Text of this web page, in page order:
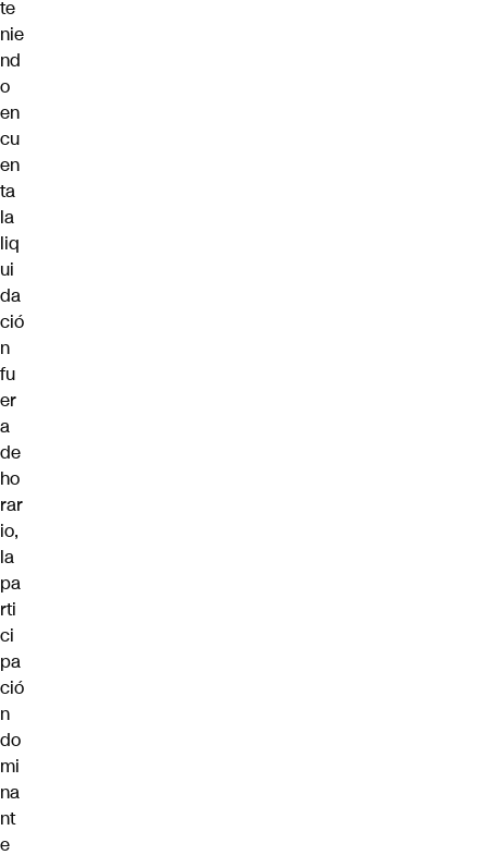
te
nie
nd
o
en
cu
en
ta
la
liq
ui
da
ció
n
fu
er
a
de
ho
rar
io,
la
pa
rti
ci
pa
ció
n
do
mi
na
nt
e